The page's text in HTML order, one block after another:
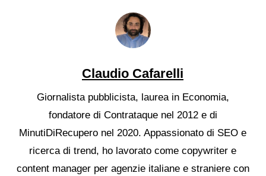
Claudio Cafarelli
Giornalista pubblicista, laurea in Economia,
fondatore di Contrataque nel 2012 e di
MinutiDiRecupero nel 2020. Appassionato di SEO e
ricerca di trend, ho lavorato come copywriter e
content manager per agenzie italiane e straniere con